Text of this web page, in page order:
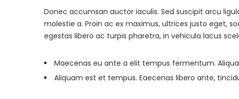
Donec accumsan auctor iaculis. Sed suscipit arcu
molestie a. Proin ac ex maximus, ultrices justo eget,
egestas libero ac turpis pharetra, in vehicula lacus
Maecenas eu ante a elit tempus fermentum.
Aliquam est et tempus. Eaecenas libero ante,